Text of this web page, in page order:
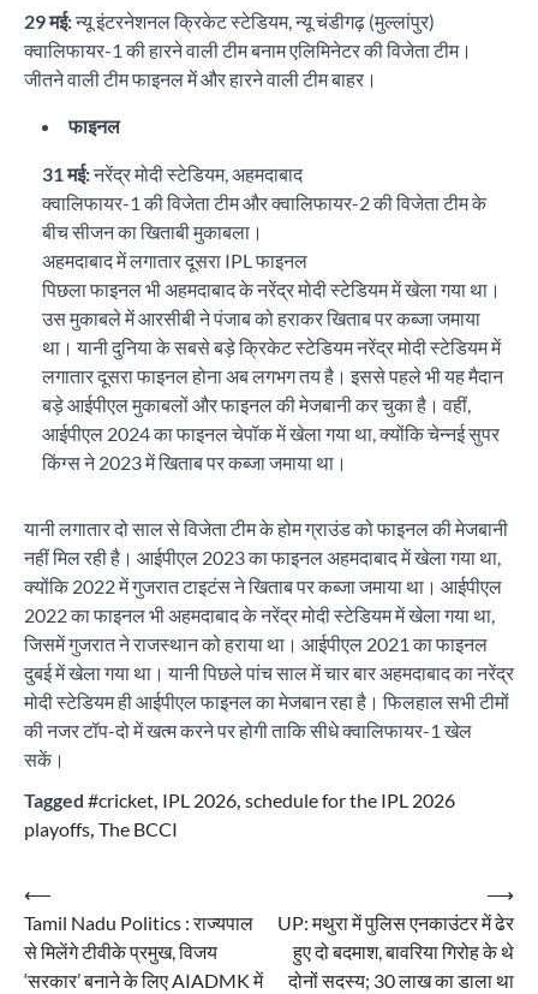
29 मई:न्यू इंटरनेशनल क्रिकेट स्टेडियम, न्यू चंडीगढ़ (मुल्लांपुर)
क्वालिफायर-1 की हारने वाली टीम बनाम एलिमिनेटर की विजेता टीम।
जीतने वाली टीम फाइनल में और हारने वाली टीम बाहर।
फाइनल
31 मई:नरेंद्र मोदी स्टेडियम, अहमदाबाद
क्वालिफायर-1 की विजेता टीम और क्वालिफायर-2 की विजेता टीम के
बीच सीजन का खिताबी मुकाबला।
अहमदाबाद में लगातार दूसरा IPL फाइनल
पिछला फाइनल भी अहमदाबाद के नरेंद्र मोदी स्टेडियम में खेला गया था।
उस मुकाबले में आरसीबी ने पंजाब को हराकर खिताब पर कब्जा जमाया
था। यानी दुनिया के सबसे बड़े क्रिकेट स्टेडियम नरेंद्र मोदी स्टेडियम में
लगातार दूसरा फाइनल होना अब लगभग तय है। इससे पहले भी यह मैदान
बड़े आईपीएल मुकाबलों और फाइनल की मेजबानी कर चुका है। वहीं,
आईपीएल 2024 का फाइनल चेपॉक में खेला गया था, क्योंकि चेन्नई सुपर
किंग्स ने 2023 में खिताब पर कब्जा जमाया था।
यानी लगातार दो साल से विजेता टीम के होम ग्राउंड को फाइनल की मेजबानी
नहीं मिल रही है। आईपीएल 2023 का फाइनल अहमदाबाद में खेला गया था,
क्योंकि 2022 में गुजरात टाइटंस ने खिताब पर कब्जा जमाया था। आईपीएल
2022 का फाइनल भी अहमदाबाद के नरेंद्र मोदी स्टेडियम में खेला गया था,
जिसमें गुजरात ने राजस्थान को हराया था। आईपीएल 2021 का फाइनल
दुबई में खेला गया था। यानी पिछले पांच साल में चार बार अहमदाबाद का नरेंद्र
मोदी स्टेडियम ही आईपीएल फाइनल का मेजबान रहा है। फिलहाल सभी टीमों
की नजर टॉप-दो में खत्म करने पर होगी ताकि सीधे क्वालिफायर-1 खेल
सकें।
Tagged #cricket, IPL 2026, schedule for the IPL 2026
playoffs, The BCCI
Post
navigation
⟵
Tamil Nadu Politics : राज्यपाल
से मिलेंगे टीवीके प्रमुख, विजय
‘सरकार’ बनाने के लिए AIADMK में
UP: मथुरा में पुलिस एनकाउंटर में ढेर
हुए दो बदमाश, बावरिया गिरोह के थे
दोनों सदस्य; 30 लाख का डाला था
⟶